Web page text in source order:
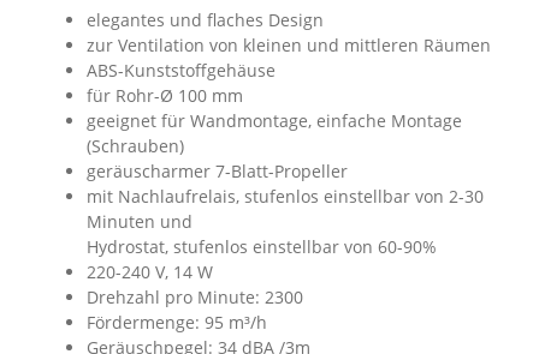
elegantes und flaches Design
zur Ventilation von kleinen und mittleren Räumen
ABS-Kunststoffgehäuse
für Rohr-Ø 100 mm
geeignet für Wandmontage, einfache Montage
(Schrauben)
geräuscharmer 7-Blatt-Propeller
mit Nachlaufrelais, stufenlos einstellbar von 2-30
Minuten und
Hydrostat, stufenlos einstellbar von 60-90%
220-240 V, 14 W
Drehzahl pro Minute: 2300
Fördermenge: 95 m³/h
Geräuschpegel: 34 dBA /3m